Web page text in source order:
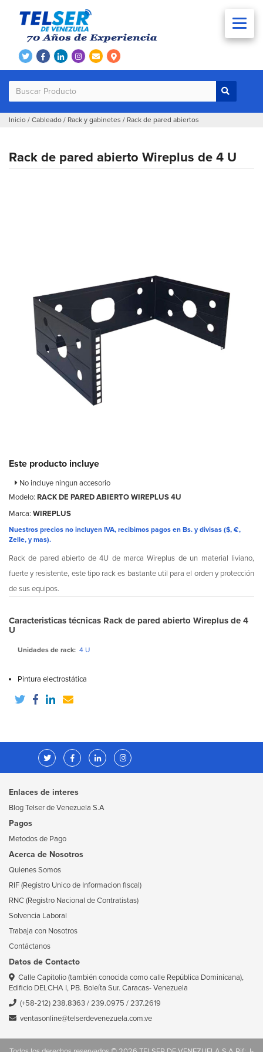
Inicio / Cableado / Rack y gabinetes / Rack de pared abiertos
Rack de pared abierto Wireplus de 4 U
Este producto incluye
No incluye ningun accesorio
Modelo: RACK DE PARED ABIERTO WIREPLUS 4U
Marca: WIREPLUS
Nuestros precios no incluyen IVA, recibimos pagos en Bs. y divisas ($, €,
Zelle, y mas).
Rack de pared abierto de 4U de marca Wireplus de un material liviano,
fuerte y resistente, este tipo rack es bastante util para el orden y protección
de sus equipos.
Caracteristicas técnicas Rack de pared abierto Wireplus de 4
U
Unidades de rack: 4 U
Pintura electrostática
Enlaces de interes
Blog Telser de Venezuela S.A
Pagos
Metodos de Pago
Acerca de Nosotros
Quienes Somos
RIF (Registro Unico de Informacion fiscal)
RNC (Registro Nacional de Contratistas)
Solvencia Laboral
Trabaja con Nosotros
Contáctanos
Datos de Contacto
Calle Capitolio (también conocida como calle República Dominicana),
Edificio DELCHA I, PB. Boleíta Sur. Caracas- Venezuela
(+58-212) 238.8363/239.0975 /237.2619
ventasonline@telserdevenezuela.com.ve